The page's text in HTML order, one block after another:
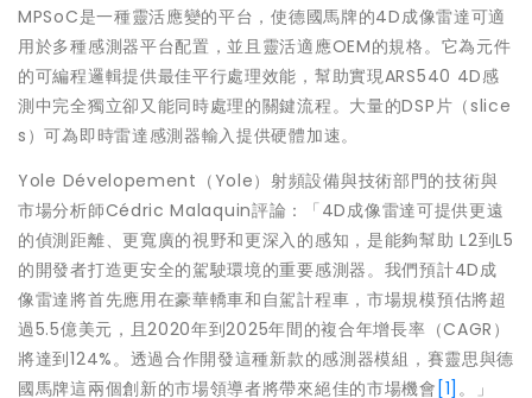
MPSoC是一種靈活應變的平台，使德國馬牌的4D成像雷達可適
用於多種感測器平台配置，並且靈活適應OEM的規格。它為元件
的可編程邏輯提供最佳平行處理效能，幫助實現ARS540 4D感
測中完全獨立卻又能同時處理的關鍵流程。大量的DSP片（slice
s）可為即時雷達感測器輸入提供硬體加速。
Yole Dévelopement（Yole）射頻設備與技術部門的技術與
市場分析師Cédric Malaquin評論：「4D成像雷達可提供更遠
的偵測距離、更寬廣的視野和更深入的感知，是能夠幫助 L2到L5
的開發者打造更安全的駕駛環境的重要感測器。我們預計4D成
像雷達將首先應用在豪華轎車和自駕計程車，市場規模預估將超
過5.5億美元，且2020年到2025年間的複合年增長率（CAGR）
將達到124%。透過合作開發這種新款的感測器模組，賽靈思與德
國馬牌這兩個創新的市場領導者將帶來絕佳的市場機會 [1] 。」